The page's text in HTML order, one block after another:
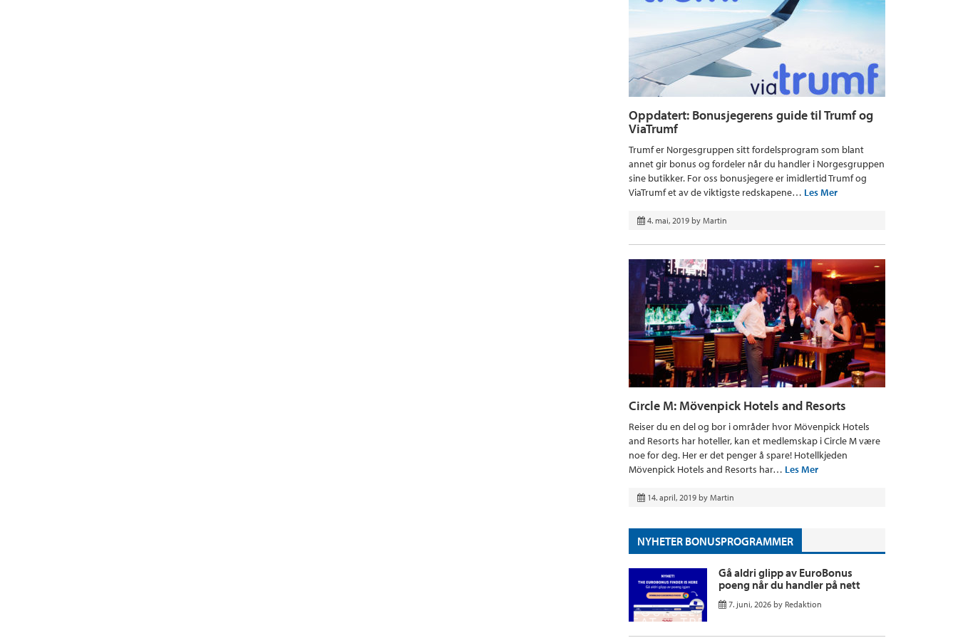
Oppdatert: Bonusjegerens guide til Trumf og
ViaTrumf
Trumf er Norgesgruppen sitt fordelsprogram som blant
annet gir bonus og fordeler når du handler i Norgesgruppen
sine butikker. For oss bonusjegere er imidlertid Trumf og
ViaTrumf et av de viktigste redskapene… Les Mer
4. mai, 2019 by Martin
Circle M: Mövenpick Hotels and Resorts
Reiser du en del og bor i områder hvor Mövenpick Hotels
and Resorts har hoteller, kan et medlemskap i Circle M være
noe for deg. Her er det penger å spare! Hotellkjeden
Mövenpick Hotels and Resorts har… Les Mer
14. april, 2019 by Martin
NYHETER BONUSPROGRAMMER
Gå aldri glipp av EuroBonus
poeng når du handler på nett
7. juni, 2026 by Redaktion